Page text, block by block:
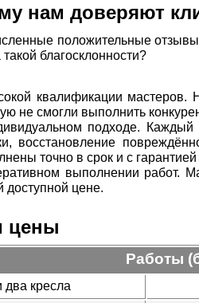
нам доверяют
положительные
благосклонности?
квалификации мастеров.
не смогли выполнить
подходе. Каждый
восстановление
точно в срок и с гарантией
выполнении работ.
доступной цене.
цены
Работы
два кресла